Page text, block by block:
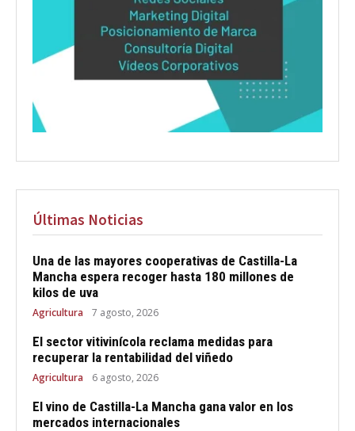
Últimas Noticias
Una de las mayores cooperativas de Castilla-La
Mancha espera recoger hasta 180 millones de
kilos de uva
Agricultura 7 agosto, 2026
El sector vitivinícola reclama medidas para
recuperar la rentabilidad del viñedo
Agricultura 6 agosto, 2026
El vino de Castilla-La Mancha gana valor en los
mercados internacionales